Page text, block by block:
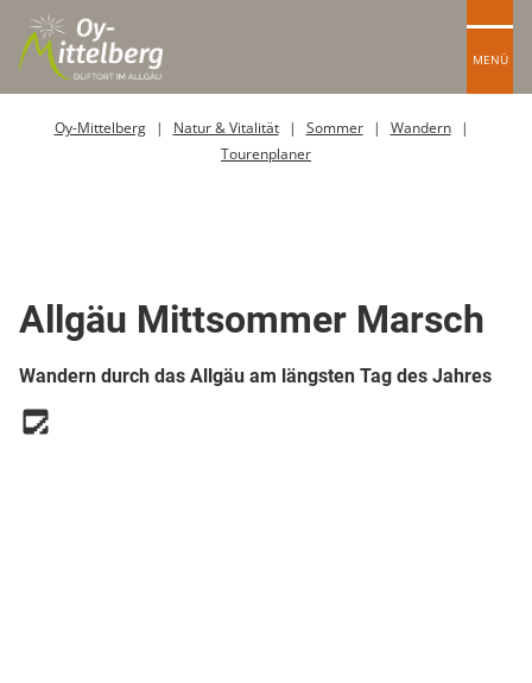
MENÜ
Oy-Mittelberg Natur & Vitalität Sommer
Wandern
Tourenplaner
Allgäu Mittsommer Marsch
Wandern durch das Allgäu am längsten Tag des Jahres